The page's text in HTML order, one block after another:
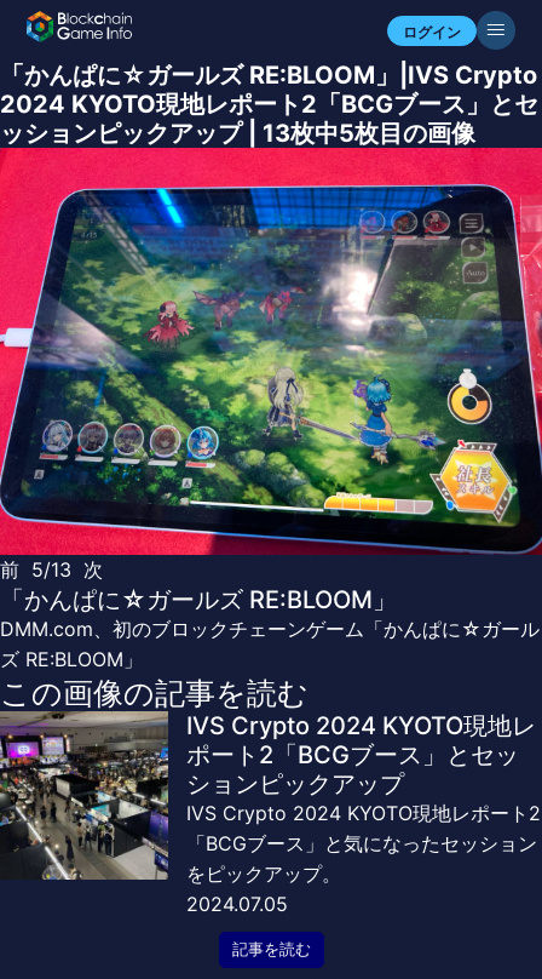
ログイン
「かんぱに☆ガールズ RE:BLOOM」|IVS Crypto
2024 KYOTO現地レポート2「BCGブース」とセ
ッションピックアップ | 13枚中5枚目の画像
前 5/13 次
「かんぱに☆ガールズ RE:BLOOM」
DMM.com、初のブロックチェーンゲーム「かんぱに☆ガール
ズ RE:BLOOM」
この画像の記事を読む
IVS Crypto 2024 KYOTO現地レ
ポート2「BCGブース」とセッ
ションピックアップ
IVS Crypto 2024 KYOTO現地レポート2
「BCGブース」と気になったセッション
をピックアップ。
2024.07.05
記事を読む